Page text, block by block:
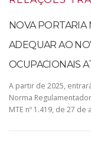
NOVA PORTARIA
ADEQUAR AO
OCUPACIONAIS
A partir de 2025,
Norma
MTE nº 1.419, de 27 de